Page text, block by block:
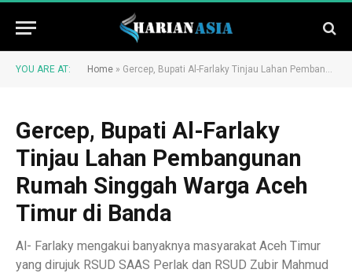
YOU ARE AT: Home » Gercep, Bupati Al-Farlaky Tinjau Lahan Pembangunan Rumah Singgah Warga Aceh Timur di Banda
Gercep, Bupati Al-Farlaky
Tinjau Lahan Pembangunan
Rumah Singgah Warga Aceh
Timur di Banda
Al- Farlaky mengakui banyaknya masyarakat Aceh Timur
yang dirujuk RSUD SAAS Perlak dan RSUD Zubir Mahmud